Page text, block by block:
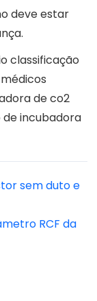
deve estar
classificação
de co2
de incubadora
sem duto e
RCF da